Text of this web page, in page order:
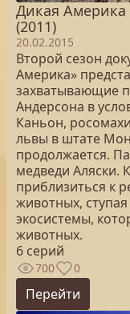
Дикая Америка
(2011)
20.02.2015
Второй сезон
Америка»
захватывающие
Андерсона в
Каньон,
львы в штате
продолжается.
медведи Аляски.
приблизиться к
животных,
экосистемы,
животных.
6 серий
700 0
Перейти